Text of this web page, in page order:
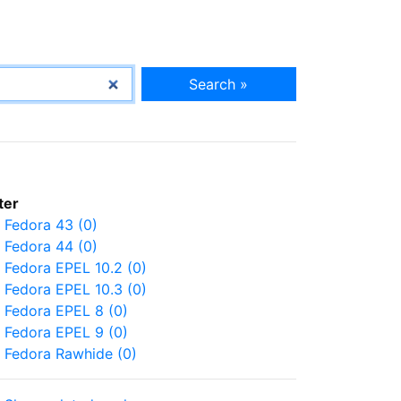
Search »
Fedora 43 (0)
Fedora 44 (0)
Fedora EPEL 10.2 (0)
Fedora EPEL 10.3 (0)
Fedora EPEL 8 (0)
Fedora EPEL 9 (0)
Fedora Rawhide (0)